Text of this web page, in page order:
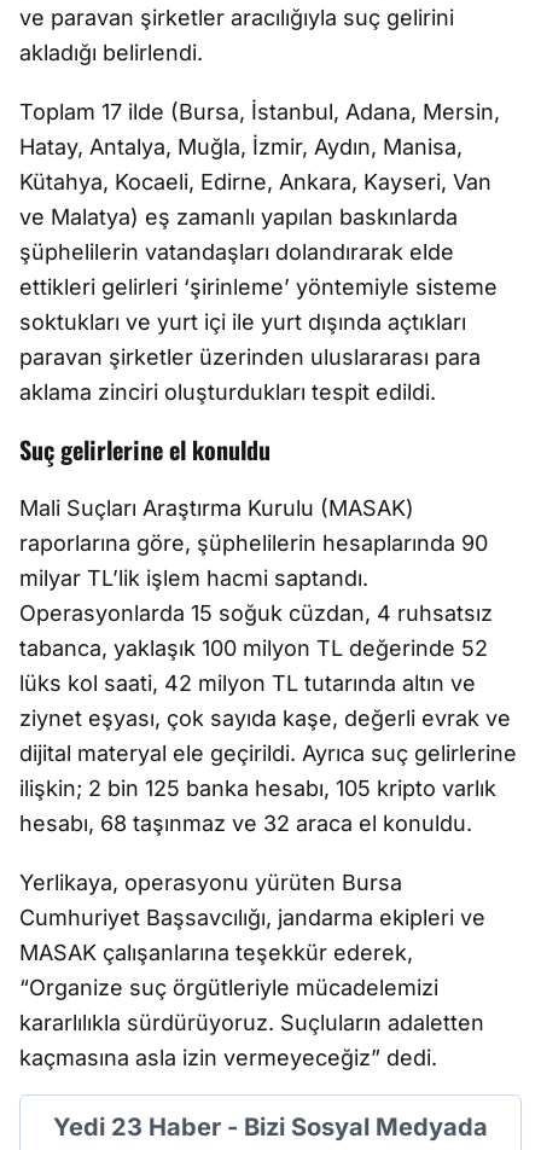
ve paravan şirketler aracılığıyla suç gelirini
akladığı belirlendi.
Toplam 17 ilde (Bursa, İstanbul, Adana, Mersin,
Hatay, Antalya, Muğla, İzmir, Aydın, Manisa,
Kütahya, Kocaeli, Edirne, Ankara, Kayseri, Van
ve Malatya) eş zamanlı yapılan baskınlarda
şüphelilerin vatandaşları dolandırarak elde
ettikleri gelirleri ‘şirinleme’ yöntemiyle sisteme
soktukları ve yurt içi ile yurt dışında açtıkları
paravan şirketler üzerinden uluslararası para
aklama zinciri oluşturdukları tespit edildi.
Suç gelirlerine el konuldu
Mali Suçları Araştırma Kurulu (MASAK)
raporlarına göre, şüphelilerin hesaplarında 90
milyar TL’lik işlem hacmi saptandı.
Operasyonlarda 15 soğuk cüzdan, 4 ruhsatsız
tabanca, yaklaşık 100 milyon TL değerinde 52
lüks kol saati, 42 milyon TL tutarında altın ve
ziynet eşyası, çok sayıda kaşe, değerli evrak ve
dijital materyal ele geçirildi. Ayrıca suç gelirlerine
ilişkin; 2 bin 125 banka hesabı, 105 kripto varlık
hesabı, 68 taşınmaz ve 32 araca el konuldu.
Yerlikaya, operasyonu yürüten Bursa
Cumhuriyet Başsavcılığı, jandarma ekipleri ve
MASAK çalışanlarına teşekkür ederek,
“Organize suç örgütleriyle mücadelemizi
kararlılıkla sürdürüyoruz. Suçluların adaletten
kaçmasına asla izin vermeyeceğiz” dedi.
Yedi 23 Haber - Bizi Sosyal Medyada